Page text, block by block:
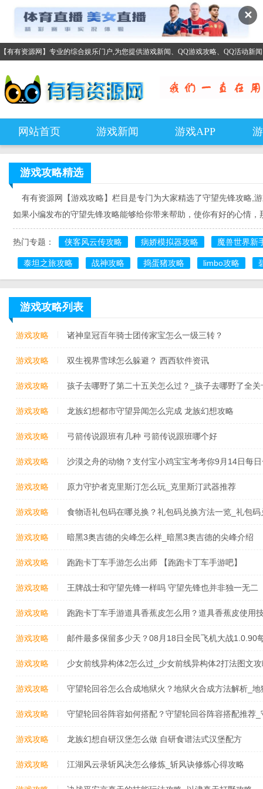
✕
【有有资源网】专业的综合娱乐门户,为您提供游戏新闻、QQ游戏攻略、QQ活动新
网站首页 游戏新闻 游戏APP
游戏攻略精选
有有资源网【游戏攻略】栏目是专门为大家精选了守望先锋攻略,
如果小编发布的守望先锋攻略能够给你带来帮助，使你有好的心情，
热门专题： 侠客风云传攻略 病娇模拟器攻略 魔兽世界新
泰坦之旅攻略 战神攻略 捣蛋猪攻略 limbo攻略
游戏攻略列表
游戏攻略 诸神皇冠百年骑士团传家宝怎么一级三转？
游戏攻略 双生视界雪球怎么躲避？ 西西软件资讯
游戏攻略 孩子去哪野了第二十五关怎么过？_孩子去哪野了全
关攻略
游戏攻略 龙族幻想都市守望异闻怎么完成 龙族幻想攻略
游戏攻略 弓箭传说跟班有几种 弓箭传说跟班哪个好
游戏攻略 沙漠之舟的动物？支付宝小鸡宝宝考考你9月14日每
案
游戏攻略 原力守护者克里斯汀怎么玩_克里斯汀武器推荐
游戏攻略 食物语礼包码在哪兑换？礼包码兑换方法一览_礼包
游戏攻略 暗黑3奥吉德的尖峰怎么样_暗黑3奥吉德的尖峰介绍
游戏攻略 跑跑卡丁车手游怎么出师 【跑跑卡丁车手游吧】
游戏攻略 王牌战士和守望先锋一样吗 守望先锋也并非独一无二
游戏攻略 跑跑卡丁车手游道具香蕉皮怎么用？道具香蕉皮使用
游戏攻略 邮件最多保留多少天？08月18日全民飞机大战1.0.90
最新版
游戏攻略 少女前线异构体2怎么过_少女前线异构体2打法图文
游戏攻略 守望轮回谷怎么合成地狱火？地狱火合成方法解析_
游戏攻略 守望轮回谷阵容如何搭配？守望轮回谷阵容搭配推荐
游戏攻略 龙族幻想自研汉堡怎么做 自研食谱法式汉堡配方
游戏攻略 江湖风云录斩风决怎么修炼_斩风诀修炼心得攻略